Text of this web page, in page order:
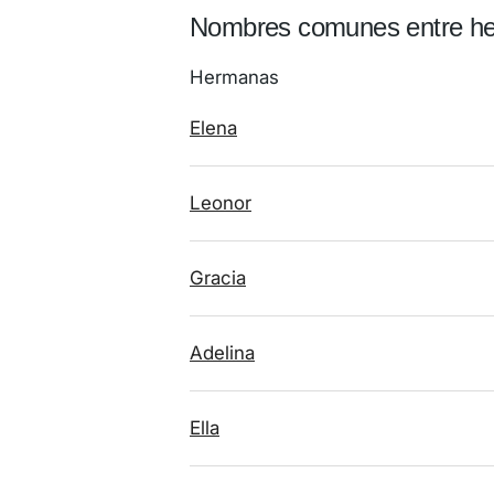
Nombres comunes entre
Hermanas
Elena
Leonor
Gracia
Adelina
Ella